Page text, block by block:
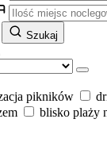
Szukaj
pikników
blisko plaży